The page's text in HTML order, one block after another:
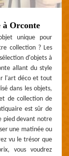
Orconte
unique pour
collection ? Les
d'objets à
allant du style
l'art déco et tout
dans les objets,
de collection de
est sûr de
pied devant notre
une matinée ou
vu le trésor que
vous voudrez